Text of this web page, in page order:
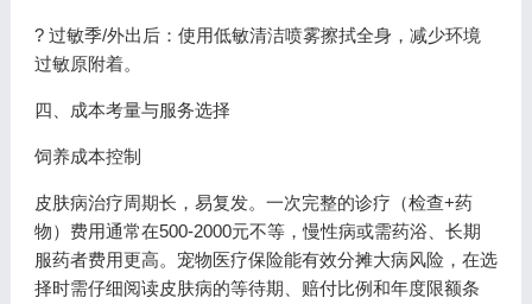
? 过敏季/外出后：使用低敏清洁喷雾擦拭全身，减少环境
过敏原附着。
四、成本考量与服务选择
饲养成本控制
皮肤病治疗周期长，易复发。一次完整的诊疗（检查+药
物）费用通常在500-2000元不等，慢性病或需药浴、长期
服药者费用更高。宠物医疗保险能有效分摊大病风险，在选
择时需仔细阅读皮肤病的等待期、赔付比例和年度限额条